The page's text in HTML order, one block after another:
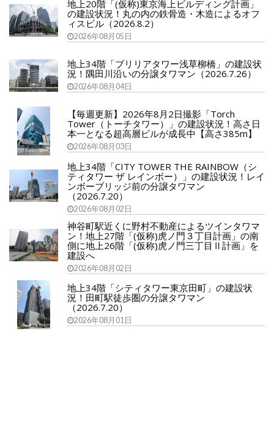
地上20階「(仮称)東京海上ビルディング計画」
の建設状況！丸の内の鉄骨造・木造によるオフ
ィスビル（2026.8.2）
2026年08月05日
地上34階「ブリリアタワー浅草柳橋」の建設状
況！隅田川沿いの分譲タワマン（2026.7.26）
2026年08月04日
【毎週更新】2026年8月2日撮影「Torch
Tower（トーチタワー）」の建設状況！高さ日
本一となる超高層ビルが成長中【高さ385m】
2026年08月03日
地上34階「CITY TOWER THE RAINBOW（シ
ティタワー ザ レインボー）」の建設状況！レイ
ンボーブリッジ前の分譲タワマン
（2026.7.20）
2026年08月02日
神谷町駅近くに野村不動産によるツインタワマ
ン！地上27階「(仮称)虎ノ門３丁目計画」の南
側に地上26階「(仮称)虎ノ門三丁目Ⅱ計画」を
建設へ
2026年08月02日
地上34階「シティタワー東京田町」の建設状
況！田町駅徒歩圏の分譲タワマン
（2026.7.20）
2026年08月01日